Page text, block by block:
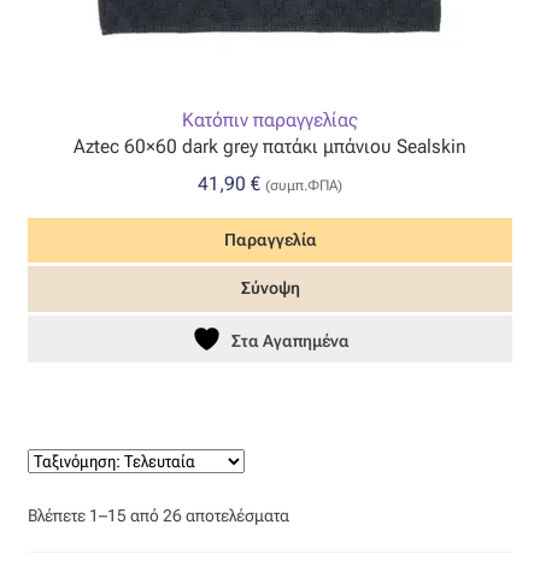
Κατόπιν παραγγελίας
Aztec 60×60 dark grey πατάκι μπάνιου Sealskin
41,90 € (συμπ.ΦΠΑ)
Παραγγελία
Σύνοψη
Στα Αγαπημένα
Βλέπετε 1–15 από 26 αποτελέσματαSorted